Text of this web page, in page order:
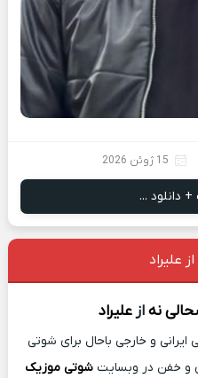
15 ژوئن 2026
دانلود ...
علیراد
نهازعلیراد
و خارجی باحال برای شوتی
و خفن در وبسایتشوتی موزیک